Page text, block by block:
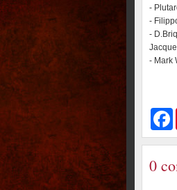
-
-
-
- Mark
c
e
o
0